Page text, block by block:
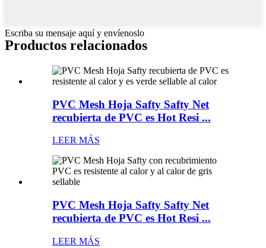
Escriba su mensaje aquí y envíenoslo
Productos relacionados
PVC Mesh Hoja Safty Safty Net
recubierta de PVC es Hot Resi ...
LEER MÁS
PVC Mesh Hoja Safty Safty Net
recubierta de PVC es Hot Resi ...
LEER MÁS